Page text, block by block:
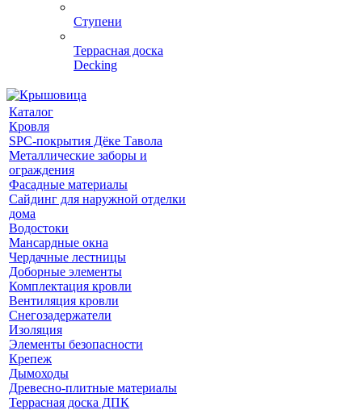
Ступени
Террасная доска
Decking
Каталог
Кровля
SPC-покрытия Дёке Тавола
Металлические заборы и
ограждения
Фасадные материалы
Сайдинг для наружной отделки
дома
Водостоки
Мансардные окна
Чердачные лестницы
Доборные элементы
Комплектация кровли
Вентиляция кровли
Снегозадержатели
Изоляция
Элементы безопасности
Крепеж
Дымоходы
Древесно-плитные материалы
Террасная доска ДПК